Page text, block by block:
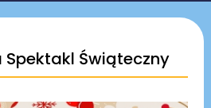
Świąteczny